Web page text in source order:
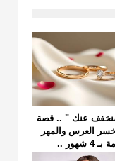
عنك " .. قصة
العرس والمهر
4 شهور ..